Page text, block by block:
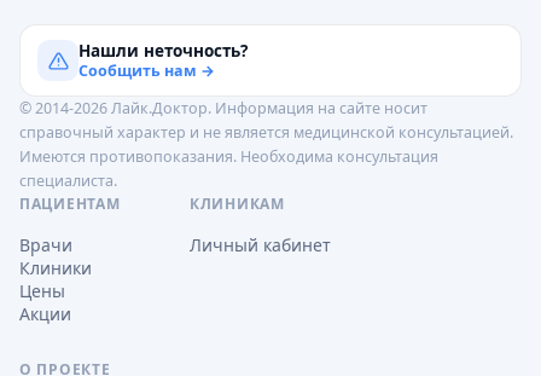
Нашли неточность?
Сообщить нам →
© 2014-2026 Лайк.Доктор. Информация на сайте носит
справочный характер и не является медицинской консультацией.
Имеются противопоказания. Необходима консультация
специалиста.
ПАЦИЕНТАМ
Врачи
Клиники
Цены
Акции
КЛИНИКАМ
Личный кабинет
О ПРОЕКТЕ